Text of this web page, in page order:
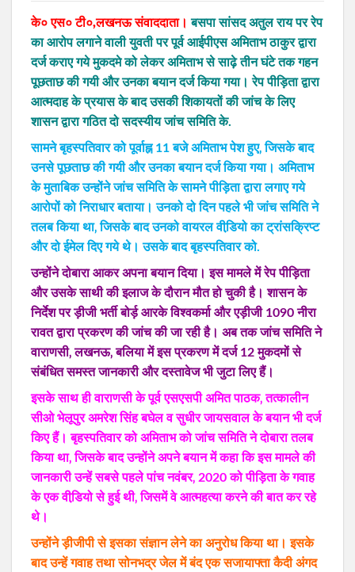
के० एस० टी०,लखनऊ संवाददाता। बसपा सांसद अतुल राय पर रेप
का आरोप लगाने वाली युवती पर पूर्व आईपीएस अमिताभ ठाकुर द्वारा
दर्ज कराए गये मुकदमे को लेकर अमिताभ से साढ़े तीन घंटे तक गहन
पूछताछ की गयी और उनका बयान दर्ज किया गया। रेप पीड़िता द्वारा
आत्मदाह के प्रयास के बाद उसकी शिकायतों की जांच के लिए
शासन द्वारा गठित दो सदस्यीय जांच समिति के.
सामने बृहस्पतिवार को पूर्वाह्न 11 बजे अमिताभ पेश हुए‚ जिसके बाद
उनसे पूछताछ की गयी और उनका बयान दर्ज किया गया। अमिताभ
के मुताबिक उन्होंने जांच समिति के सामने पीड़िता द्वारा लगाए गये
आरोपों को निराधार बताया। उनको दो दिन पहले भी जांच समिति ने
तलब किया था‚ जिसके बाद उनको वायरल वीडि़यो का ट्रांसक्रिप्ट
और दो ईमेल दिए गये थे। उसके बाद बृहस्पतिवार को.
उन्होंने दोबारा आकर अपना बयान दिया। इस मामले में रेप पीड़िता
और उसके साथी की इलाज के दौरान मौत हो चुकी है। शासन के
निर्देश पर ड़ीजी भर्ती बोर्ड़ आरके विश्वकर्मा और एड़ीजी 1090 नीरा
रावत द्वारा प्रकरण की जांच की जा रही है। अब तक जांच समिति ने
वाराणसी‚ लखनऊ‚ बलिया में इस प्रकरण में दर्ज 12 मुकदमों से
संबंधित समस्त जानकारी और दस्तावेज भी जुटा लिए हैं।
इसके साथ ही वाराणसी के पूर्व एसएसपी अमित पाठक‚ तत्कालीन
सीओ भेलूपुर अमरेश सिंह बघेल व सुधीर जायसवाल के बयान भी दर्ज
किए हैं। बृहस्पतिवार को अमिताभ को जांच समिति ने दोबारा तलब
किया था‚ जिसके बाद उन्होंने अपने बयान में कहा कि इस मामले की
जानकारी उन्हें सबसे पहले पांच नवंबर‚ 2020 को पीड़िता के गवाह
के एक वीडि़यो से हुई थी‚ जिसमें वे आत्महत्या करने की बात कर रहे
थे।
उन्होंने ड़ीजीपी से इसका संज्ञान लेने का अनुरोध किया था। इसके
बाद उन्हें गवाह तथा सोनभद्र जेल में बंद एक सजायाफ्ता कैदी अंगद